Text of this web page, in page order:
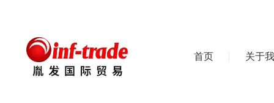
首页 关于